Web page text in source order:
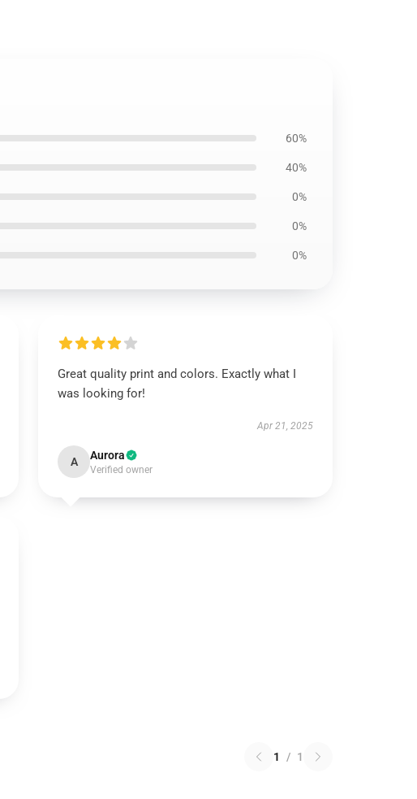
60%
40%
0%
0%
0%
Great quality print and colors. Exactly what I
was looking for!
Apr 21, 2025
A Aurora
Verified owner
1 / 1